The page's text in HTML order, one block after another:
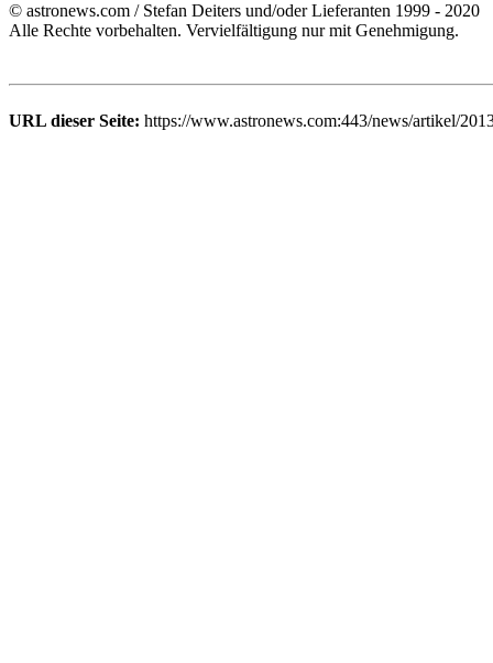
© astronews.com / Stefan Deiters und/oder Lieferanten 1999 - 2020
Alle Rechte vorbehalten. Vervielfältigung nur mit Genehmigung.
URL dieser Seite: https://www.astronews.com:443/news/artikel/